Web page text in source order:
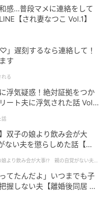
感…普段マメに連絡をして
【され妻なつこ Vol.1】
遅刻するなら連絡して！
す
れる
浮気疑惑！絶対証拠をつか
ート夫に浮気された話 Vol.
話
双子の娘より飲み会が大
い夫を懲らしめた話【第1
娘より飲み会が大事!? 親の自覚がない夫を
てたんだよ」いつまでも子
握しない夫【離婚後同居 Vo